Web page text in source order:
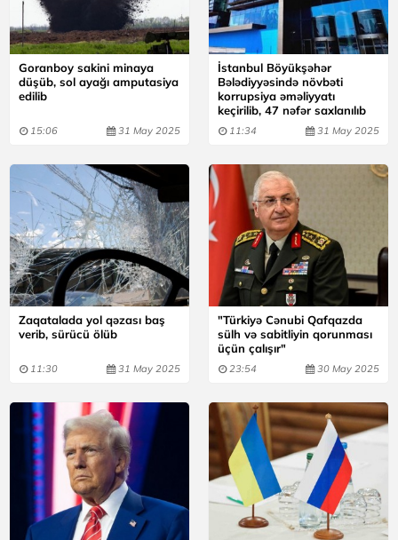
Goranboy sakini minaya
düşüb, sol ayağı amputasiya
edilib
15:06 31 May 2025
İstanbul Böyükşəhər
Bələdiyyəsində növbəti
korrupsiya əməliyyatı
keçirilib, 47 nəfər saxlanılıb
11:34 31 May 2025
Zaqatalada yol qəzası baş
verib, sürücü ölüb
11:30 31 May 2025
"Türkiyə Cənubi Qafqazda
sülh və sabitliyin qorunması
üçün çalışır"
23:54 30 May 2025